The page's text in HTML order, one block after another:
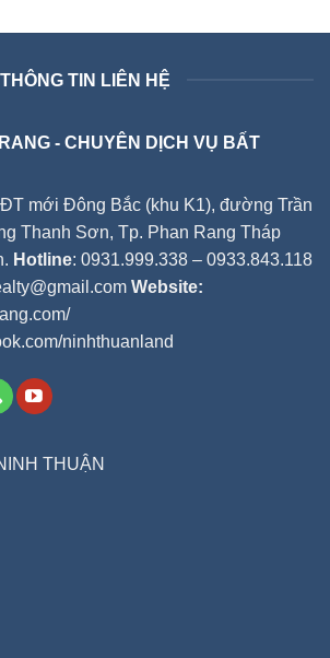
THÔNG TIN LIÊN HỆ
- CHUYÊN DỊCH VỤ BẤT
mới Đông Bắc (khu K1), đường Trần
Thanh Sơn, Tp. Phan Rang Tháp
Hotline: 0931.999.338 – 0933.843.118
Website:
ninhthuanland
THUẬN